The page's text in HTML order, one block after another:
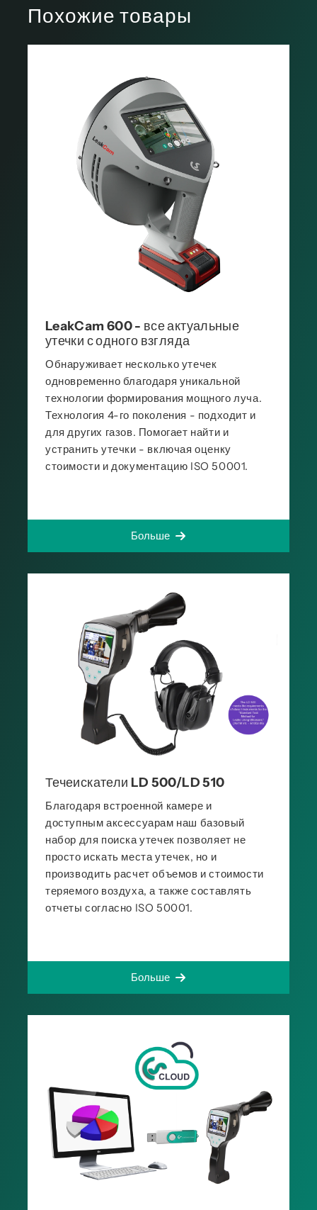
Похожие товары
LeakCam 600 - все актуальные
утечки с одного взгляда
Обнаруживает несколько утечек
одновременно благодаря уникальной
технологии формирования мощного луча.
Технология 4-го поколения - подходит и
для других газов. Помогает найти и
устранить утечки - включая оценку
стоимости и документацию ISO 50001.
Больше
Течеискатели LD 500/LD 510
Благодаря встроенной камере и
доступным аксессуарам наш базовый
набор для поиска утечек позволяет не
просто искать места утечек, но и
производить расчет объемов и стоимости
теряемого воздуха, а также составлять
отчеты согласно ISO 50001.
Больше